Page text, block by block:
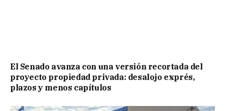
El Senado avanza con una versión recortada del
proyecto propiedad privada: desalojo exprés,
plazos y menos capítulos